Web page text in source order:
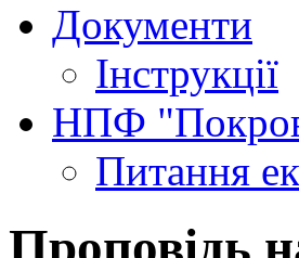
Документи
Інструкції
НПФ
Питання